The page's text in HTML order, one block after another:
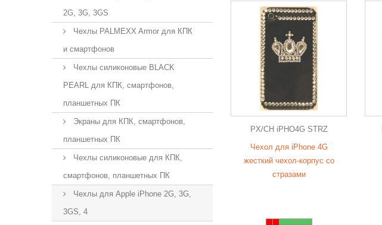
2G, 3G, 3GS
Чехлы PALMEXX Armor для КПК
и смартфонов
Чехлы силиконовые BLACK
PEARL для КПК, смартфонов,
планшетных ПК
Экраны для КПК, смартфонов,
планшетных ПК
Чехлы силиконовые для КПК,
смартфонов, планшетных ПК
Чехлы для Apple iPhone 2G, 3G,
3GS, 4
PX/CH iPHO4G STRZ
Чехол для iPhone 4G
жесткий чехол-корпус со
стразами